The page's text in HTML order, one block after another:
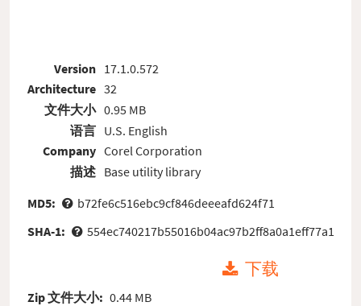
Version
Architecture
文件大小
语言
Company
描述
17.1.0.572
32
0.95 MB
U.S. English
Corel Corporation
Base utility library
MD5:
b72fe6c516ebc9cf846deeeafd624f71
SHA-1:
554ec740217b55016b04ac97b2ff8a0a1eff77a1
下载
Zip 文件大小: 0.44 MB